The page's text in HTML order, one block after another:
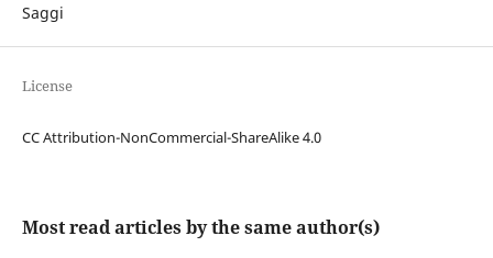
Saggi
License
CC Attribution-NonCommercial-ShareAlike 4.0
Most read articles by the same author(s)